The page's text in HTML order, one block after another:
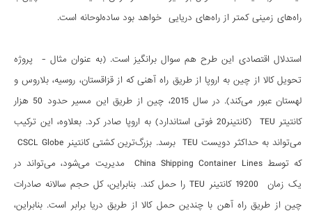
راه‌های زمینی کمتر از راه‌های دریایی خواهد بود ساده‌لوحانه است.
استدلال اقتصادی این طرح هم سوال برانگیز است. (به عنوان مثال - پروژه
تحویل کالا از چین به اروپا از طریق راه آهنی که از قزاقستان، روسیه، بلاروس و
لهستان عبور می‌کند). در سال 2015، چین از طریق این مسیر حدود 50 هزار
کانتیتر TEU (کانتینر20 فوتی استاندارد) به اروپا صادر کرد. بعلاوه، این ترکیب
می‌تواند به حداکثر دویست TEU برسد. بزرگ‌ترین کشتی کانتینر CSCL Globe
که توسط China Shipping Container Lines مدیریت می‌شود، می‌تواند در
یک زمان 19200 کانتینر TEU را حمل کند. بنابراین، کل حجم سالانه صادرات
چین از طریق راه آهن با چندین حمل کالا از طریق دریا برابر است. بنابراین،